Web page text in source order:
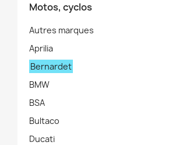
Motos, cyclos
Autres marques
Aprilia
Bernardet
BMW
BSA
Bultaco
Ducati